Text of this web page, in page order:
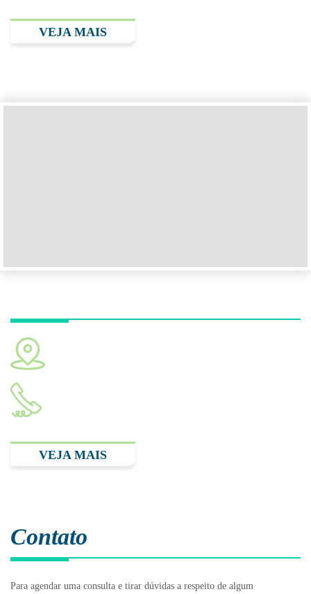
VEJA MAIS
VEJA MAIS
Contato
Para agendar uma consulta e tirar dúvidas a respeito de algum